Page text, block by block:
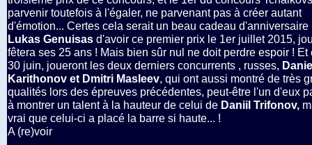
parvenir toutefois à l'égaler, ne parvenant pas à créer autant
d'émotion... Certes cela serait un beau cadeau d'anniversaire
Lukas Genuisas d'avoir ce premier prix le 1er juillet 2015,
fêtera ses 25 ans ! Mais bien sûr nul ne doit perdre espoir ! Et
30 juin, joueront les deux derniers concurrents , russes,
Karithonov et Dmitri Masleev, qui ont aussi montré de très
qualités lors des épreuves précédentes, peut-être l'un d'eux
à montrer un talent à la hauteur de celui de Daniil Trifonov,
vrai que celui-ci a placé la barre si haute... !
A (re)voir